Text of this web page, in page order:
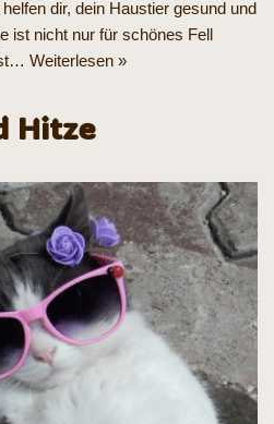
dir, dein Haustier gesund und
ist nicht nur für schönes Fell
Weiterlesen »
Hitze